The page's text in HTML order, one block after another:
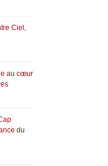
Ciel,
au cœur
du